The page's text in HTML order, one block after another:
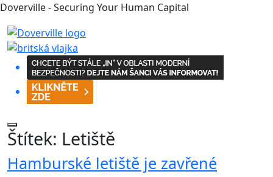
Doverville - Securing Your Human Capital
Štítek: Letiště
Hamburské letiště je zavřené